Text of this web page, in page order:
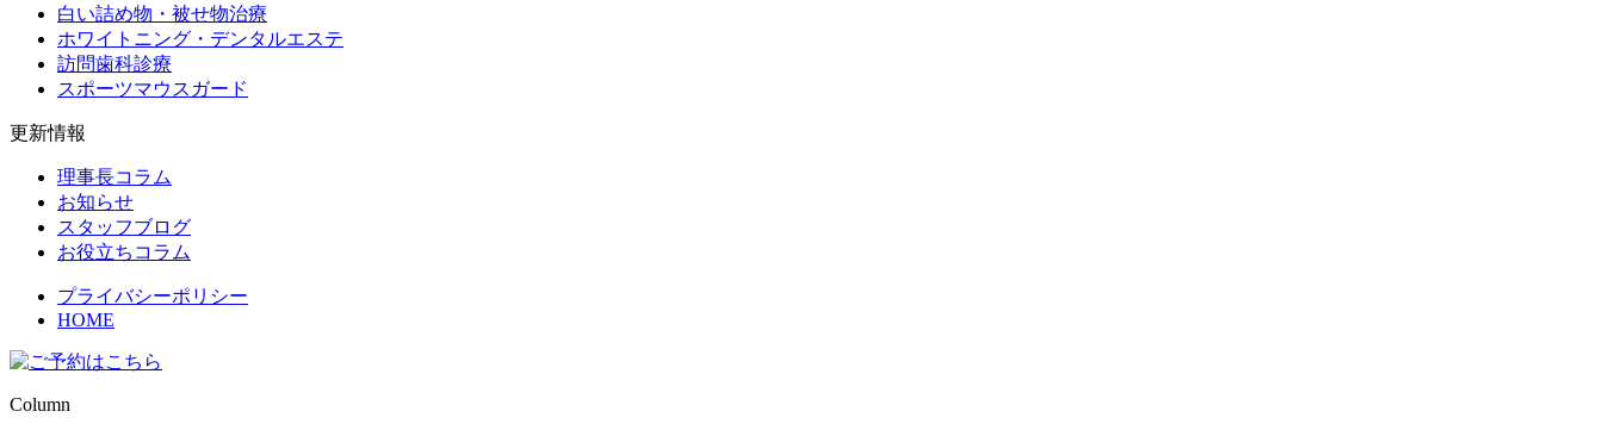
白い詰め物・被せ物治療
ホワイトニング・デンタルエステ
訪問歯科診療
スポーツマウスガード
更新情報
理事長コラム
お知らせ
スタッフブログ
お役立ちコラム
プライバシーポリシー
HOME
Column